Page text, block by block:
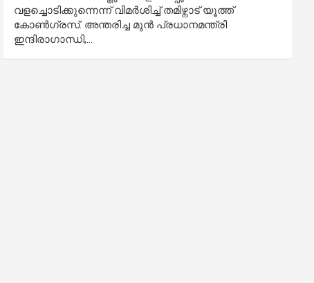
വളച്ചൊടിക്കുന്നെന്ന് വിമർശിച്ച് തമിഴ്നാട് യൂത്ത്
കോൺഗ്രസ്. അന്തരിച്ച മുൻ പ്രധാനമന്ത്രി
ഇന്ദിരാഗാന്ധി,…